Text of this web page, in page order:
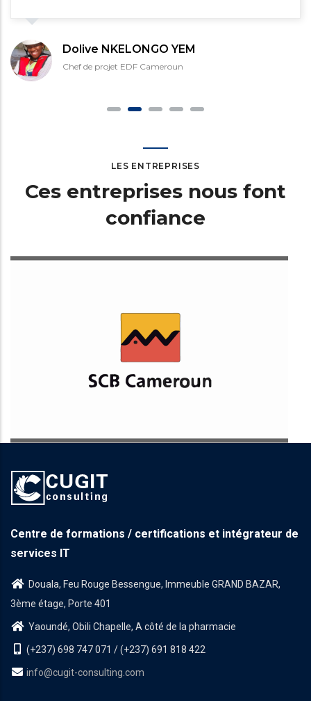
Mathias FONGANG
LES ENTREPRISES
Ces entreprises nous font
confiance
Société Commerciale de Banque Cameroun
Centre de formations / certifications et intégrateur de
services IT
Douala, Feu Rouge Bessengue, Immeuble GRAND BAZAR,
3ème étage, Porte 401
Yaoundé, Obili Chapelle, A côté de la pharmacie
(+237) 698 747 071 / (+237) 691 818 422
info@cugit-consulting.com